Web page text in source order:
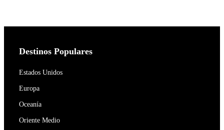
Destinos Populares
Estados Unidos
Europa
Oceanía
Oriente Medio